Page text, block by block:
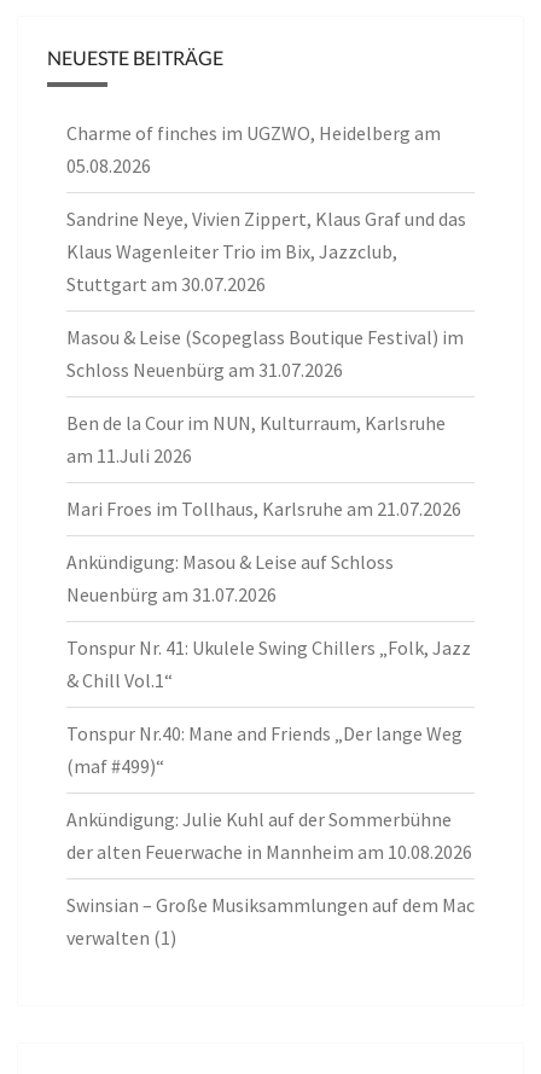
NEUESTE BEITRÄGE
Charme of finches im UGZWO, Heidelberg am
05.08.2026
Sandrine Neye, Vivien Zippert, Klaus Graf und das
Klaus Wagenleiter Trio im Bix, Jazzclub,
Stuttgart am 30.07.2026
Masou & Leise (Scopeglass Boutique Festival) im
Schloss Neuenbürg am 31.07.2026
Ben de la Cour im NUN, Kulturraum, Karlsruhe
am 11.Juli 2026
Mari Froes im Tollhaus, Karlsruhe am 21.07.2026
Ankündigung: Masou & Leise auf Schloss
Neuenbürg am 31.07.2026
Tonspur Nr. 41: Ukulele Swing Chillers „Folk, Jazz
& Chill Vol.1“
Tonspur Nr.40: Mane and Friends „Der lange Weg
(maf #499)“
Ankündigung: Julie Kuhl auf der Sommerbühne
der alten Feuerwache in Mannheim am 10.08.2026
Swinsian – Große Musiksammlungen auf dem Mac
verwalten (1)